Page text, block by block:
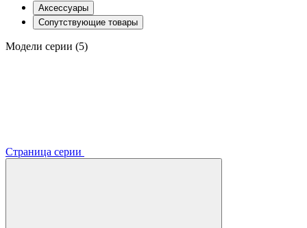
Аксессуары
Сопутствующие товары
Модели серии (5)
Страница серии